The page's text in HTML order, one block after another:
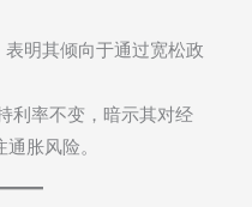
明其倾向于通过宽松政
利率不变，暗示其对经
胀风险。